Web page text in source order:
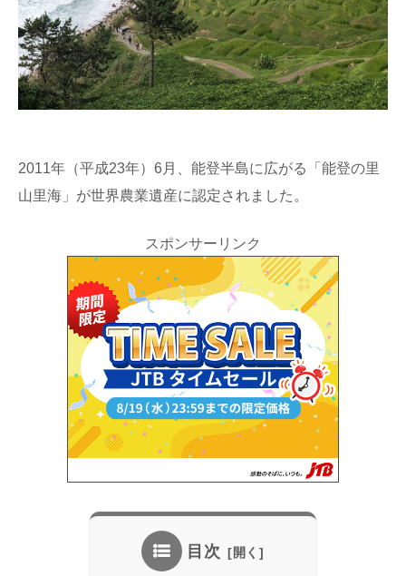
2011年（平成23年）6月、能登半島に広がる「能登の里
山里海」が世界農業遺産に認定されました。
スポンサーリンク
目次